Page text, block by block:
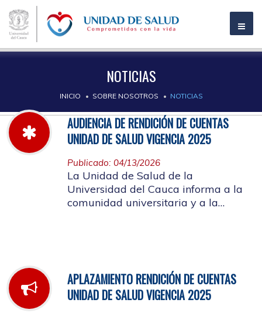
NOTICIAS
INICIO SOBRE NOSOTROS NOTICIAS
AUDIENCIA DE RENDICIÓN DE CUENTAS
UNIDAD DE SALUD VIGENCIA 2025
Publicado: 04/13/2026
La Unidad de Salud de la
Universidad del Cauca informa a la
comunidad universitaria y a la
APLAZAMIENTO RENDICIÓN DE CUENTAS
UNIDAD DE SALUD VIGENCIA 2025